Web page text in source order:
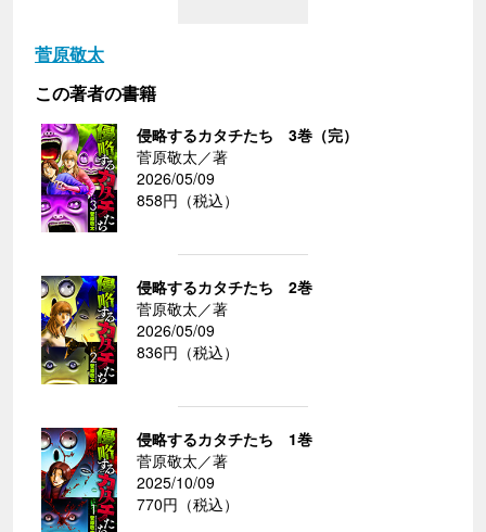
菅原敬太
この著者の書籍
侵略するカタチたち 3巻（完）
菅原敬太／著
2026/05/09
858円（税込）
侵略するカタチたち 2巻
菅原敬太／著
2026/05/09
836円（税込）
侵略するカタチたち 1巻
菅原敬太／著
2025/10/09
770円（税込）